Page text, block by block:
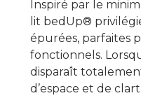
Inspiré par le
lit bedUp®
épurées, parfaites
fonctionnels.
disparaît
d’espace et de